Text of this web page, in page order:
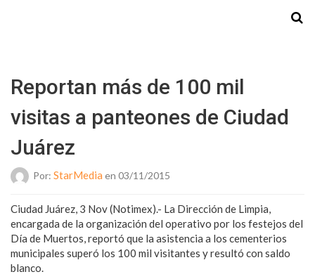
Reportan más de 100 mil
visitas a panteones de Ciudad
Juárez
Por: StarMedia en 03/11/2015
Ciudad Juárez, 3 Nov (Notimex).- La Dirección de Limpia,
encargada de la organización del operativo por los festejos del
Día de Muertos, reportó que la asistencia a los cementerios
municipales superó los 100 mil visitantes y resultó con saldo
blanco.